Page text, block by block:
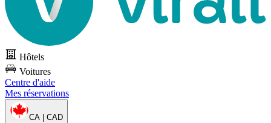
Hôtels
Voitures
Centre d'aide
Mes réservations
CA | CAD